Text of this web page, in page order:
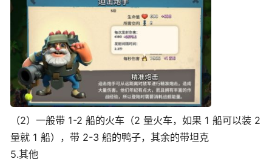
（2）一般带 1-2 船的火车（2 量火车，如果 1 船可以装 2
量就 1 船），带 2-3 船的鸭子，其余的带坦克
5.其他